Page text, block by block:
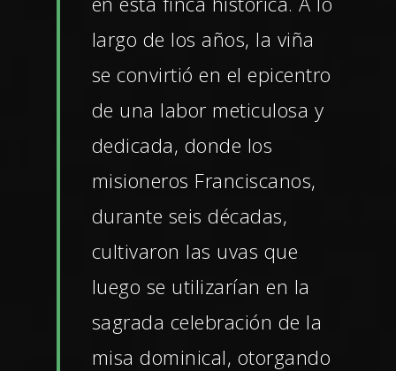
largo de los años, la viña
se convirtió en el epicentro
de una labor meticulosa y
dedicada, donde los
misioneros Franciscanos,
durante seis décadas,
cultivaron las uvas que
luego se utilizarían en la
sagrada celebración de la
misa dominical, otorgando